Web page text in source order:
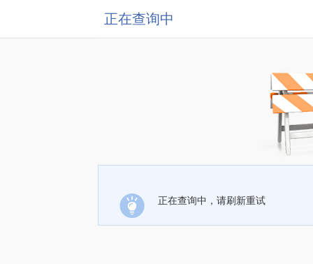
正在查询中
正在查询中，请刷新重试